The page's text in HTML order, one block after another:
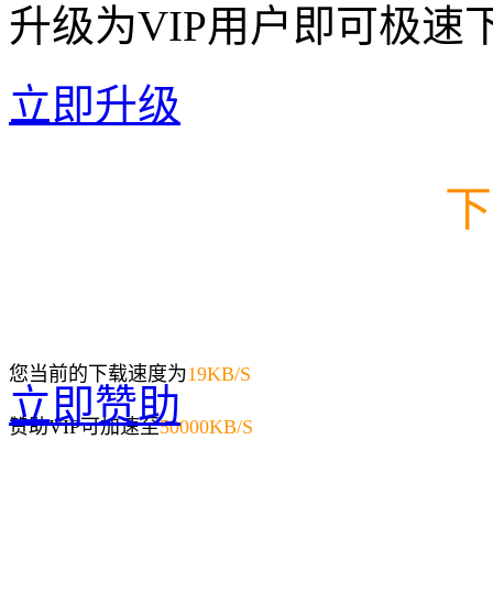
升级为VIP用户即可极速
立即升级
您当前的下载速度为19KB/S
赞助VIP可加速至50000KB/S
立即赞助